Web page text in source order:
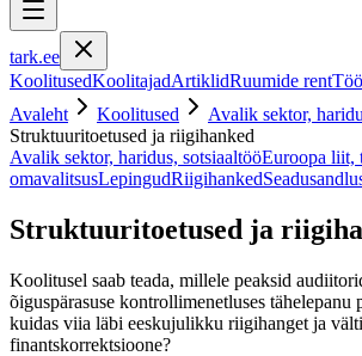
tark.ee
KoolitusedKoolitajadArtiklidRuumide rent
Avaleht
Koolitused
Avalik sektor,
Struktuuritoetused ja riigihanked
Avalik sektor, haridus, sotsiaaltööEuroopa liit,
omavalitsusLepingudRiigihanked
Struktuuritoetused ja
Koolitusel saab teada, millele peaksid
õiguspärasuse kontrollimenetluses tähelepanu
kuidas viia läbi eeskujulikku riigihanget ja
finantskorrektsioone?